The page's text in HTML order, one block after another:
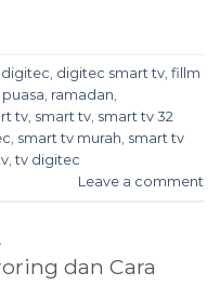
digitec digitec smart tv fillm
puasa ramadan
tv smart tv smart tv 32
smart tv murah smart tv
,tv digitec
Leave a comment
dan Cara